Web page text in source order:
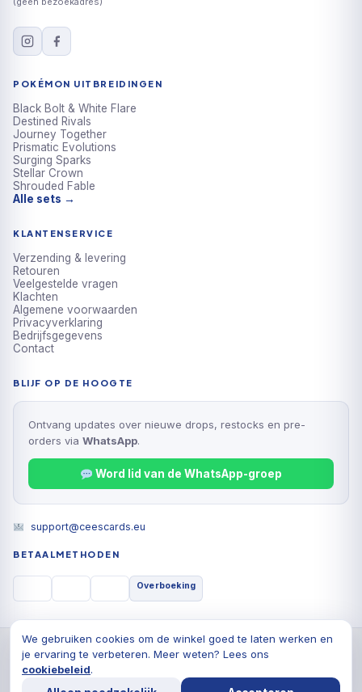
POKÉMON UITBREIDINGEN
Black Bolt & White Flare
Destined Rivals
Journey Together
Prismatic Evolutions
Surging Sparks
Stellar Crown
Shrouded Fable
Alle sets →
KLANTENSERVICE
Verzending & levering
Retouren
Veelgestelde vragen
Klachten
Algemene voorwaarden
Privacyverklaring
Bedrijfsgegevens
Contact
BLIJF OP DE HOOGTE
Ontvang updates over nieuwe drops, restocks en pre-
orders via WhatsApp
Word lid van de WhatsApp-groep
support@ceescards.eu
BETAALMETHODEN
Overboeking
© 2026 Cees Cards B.V., Alle rechten voorbehouden
PrivacyverklaringAlgemene voorwaarden Cookiebeleid
We gebruiken cookies om de winkel goed te laten werken en
je ervaring te verbeteren. Meer weten? Lees ons
cookiebeleid.